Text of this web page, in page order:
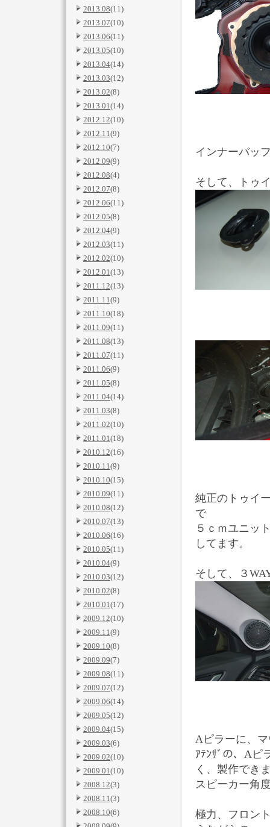
2013.08(11)
2013.07(10)
2013.06(11)
2013.05(10)
2013.04(14)
2013.03(12)
2013.02(8)
2013.01(14)
2012.12(10)
2012.11(9)
2012.10(7)
2012.09(9)
2012.08(4)
2012.07(8)
2012.06(11)
2012.05(8)
2012.04(9)
2012.03(11)
2012.02(10)
2012.01(13)
2011.12(13)
2011.11(9)
2011.10(18)
2011.09(11)
2011.08(13)
2011.07(11)
2011.06(9)
2011.05(8)
2011.04(14)
2011.03(8)
2011.02(10)
2011.01(18)
2010.12(16)
2010.11(9)
2010.10(15)
2010.09(11)
2010.08(12)
2010.07(13)
2010.06(16)
2010.05(11)
2010.04(9)
2010.03(12)
2010.02(8)
2010.01(17)
2009.12(10)
2009.11(9)
2009.10(8)
2009.09(7)
2009.08(11)
2009.07(12)
2009.06(14)
2009.05(12)
2009.04(15)
2009.03(6)
2009.02(10)
2009.01(10)
2008.12(3)
2008.11(3)
2008.10(6)
インナーバッ
そして、トゥ
純正のトゥイ
で
５ｃｍユニッ
してます。
そして、３
Aピラーに、
ｱﾃﾝｻﾞの、Aピ
く、製作でき
スピーカー角
極力、フロン